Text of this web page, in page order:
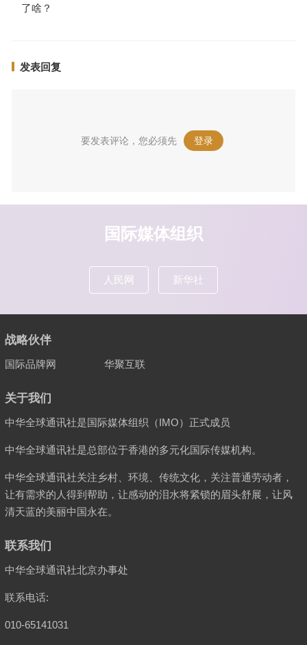
了啥？
发表回复
要发表评论，您必须先 登录 。
国际媒体组织
人民网 新华社
战略伙伴
国际品牌网 华聚互联
关于我们
中华全球通讯社是国际媒体组织（IMO）正式成员
中华全球通讯社是总部位于香港的多元化国际传媒机构。
中华全球通讯社关注乡村、环境、传统文化，关注普通劳动者，
让有需求的人得到帮助，让感动的泪水将紧锁的眉头舒展，让风
清天蓝的美丽中国永在。
联系我们
中华全球通讯社北京办事处
联系电话:
010-65141031